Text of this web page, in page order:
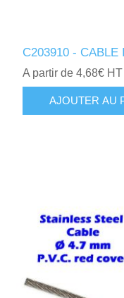
C203910 -
A partir de 4,68€ HT
AJOUTER AU